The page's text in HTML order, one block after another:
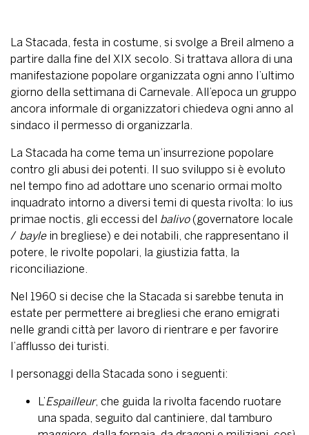
La Stacada, festa in costume, si svolge a Breil almeno a
partire dalla fine del XIX secolo. Si trattava allora di una
manifestazione popolare organizzata ogni anno l’ultimo
giorno della settimana di Carnevale. All’epoca un gruppo
ancora informale di organizzatori chiedeva ogni anno al
sindaco il permesso di organizzarla.
La Stacada ha come tema un’insurrezione popolare
contro gli abusi dei potenti. Il suo sviluppo si è evoluto
nel tempo fino ad adottare uno scenario ormai molto
inquadrato intorno a diversi temi di questa rivolta: lo ius
primae noctis, gli eccessi del balivo(governatore locale
/ baylein bregliese) e dei notabili, che rappresentano il
potere, le rivolte popolari, la giustizia fatta, la
riconciliazione.
Nel 1960 si decise che la Stacada si sarebbe tenuta in
estate per permettere ai bregliesi che erano emigrati
nelle grandi città per lavoro di rientrare e per favorire
l’afflusso dei turisti.
I personaggi della Stacada sono i seguenti:
L’Espailleur, che guida la rivolta facendo ruotare
una spada, seguito dal cantiniere, dal tamburo